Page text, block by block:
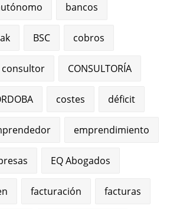
bancos
BSC cobros
consultor CONSULTORÍA
costes déficit
emprendimiento
EQ Abogados
facturación facturas